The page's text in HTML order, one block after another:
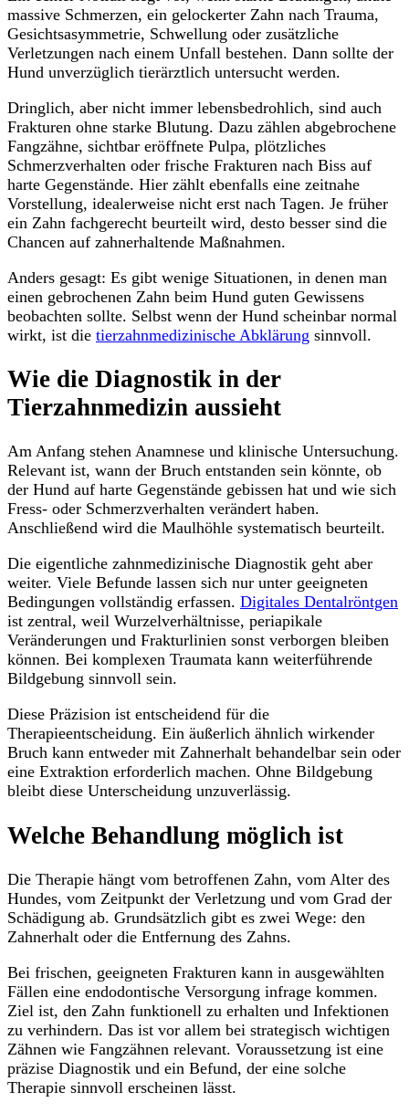
massive Schmerzen, ein gelockerter Zahn nach Trauma,
Gesichtsasymmetrie, Schwellung oder zusätzliche
Verletzungen nach einem Unfall bestehen. Dann sollte der
Hund unverzüglich tierärztlich untersucht werden.
Dringlich, aber nicht immer lebensbedrohlich, sind auch
Frakturen ohne starke Blutung. Dazu zählen abgebrochene
Fangzähne, sichtbar eröffnete Pulpa, plötzliches
Schmerzverhalten oder frische Frakturen nach Biss auf
harte Gegenstände. Hier zählt ebenfalls eine zeitnahe
Vorstellung, idealerweise nicht erst nach Tagen. Je früher
ein Zahn fachgerecht beurteilt wird, desto besser sind die
Chancen auf zahnerhaltende Maßnahmen.
Anders gesagt: Es gibt wenige Situationen, in denen man
einen gebrochenen Zahn beim Hund guten Gewissens
beobachten sollte. Selbst wenn der Hund scheinbar normal
wirkt, ist die tierzahnmedizinische Abklärung sinnvoll.
Wie die Diagnostik in der
Tierzahnmedizin aussieht
Am Anfang stehen Anamnese und klinische Untersuchung.
Relevant ist, wann der Bruch entstanden sein könnte, ob
der Hund auf harte Gegenstände gebissen hat und wie sich
Fress- oder Schmerzverhalten verändert haben.
Anschließend wird die Maulhöhle systematisch beurteilt.
Die eigentliche zahnmedizinische Diagnostik geht aber
weiter. Viele Befunde lassen sich nur unter geeigneten
Bedingungen vollständig erfassen. Digitales Dentalröntgen
ist zentral, weil Wurzelverhältnisse, periapikale
Veränderungen und Frakturlinien sonst verborgen bleiben
können. Bei komplexen Traumata kann weiterführende
Bildgebung sinnvoll sein.
Diese Präzision ist entscheidend für die
Therapieentscheidung. Ein äußerlich ähnlich wirkender
Bruch kann entweder mit Zahnerhalt behandelbar sein oder
eine Extraktion erforderlich machen. Ohne Bildgebung
bleibt diese Unterscheidung unzuverlässig.
Welche Behandlung möglich ist
Die Therapie hängt vom betroffenen Zahn, vom Alter des
Hundes, vom Zeitpunkt der Verletzung und vom Grad der
Schädigung ab. Grundsätzlich gibt es zwei Wege: den
Zahnerhalt oder die Entfernung des Zahns.
Bei frischen, geeigneten Frakturen kann in ausgewählten
Fällen eine endodontische Versorgung infrage kommen.
Ziel ist, den Zahn funktionell zu erhalten und Infektionen
zu verhindern. Das ist vor allem bei strategisch wichtigen
Zähnen wie Fangzähnen relevant. Voraussetzung ist eine
präzise Diagnostik und ein Befund, der eine solche
Therapie sinnvoll erscheinen lässt.